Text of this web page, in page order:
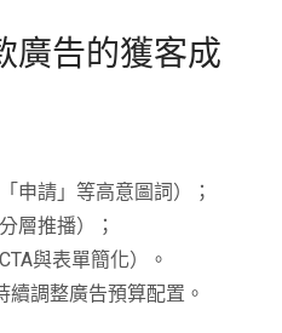
廣告的獲客成
申請」等高意圖詞）；
層推播）；
與表單簡化）。
續調整廣告預算配置。